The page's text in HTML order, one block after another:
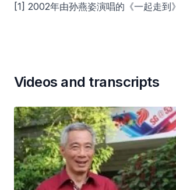
[1] 2002年由孙燕姿演唱的《一起走到》
Videos and transcripts